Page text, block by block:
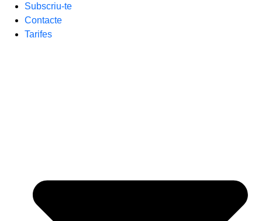
Subscriu-te
Contacte
Tarifes